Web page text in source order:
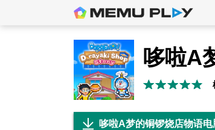
哆啦A梦的铜锣烧店物语